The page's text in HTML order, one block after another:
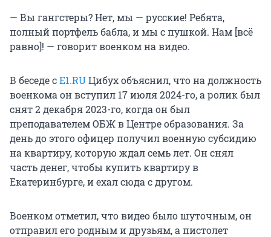
— Вы гангстеры? Нет, мы — русские! Ребята,
полный портфель бабла, и мы с пушкой. Нам [всё
равно]! — говорит военком на видео.
В беседе сE1.RUЦибух объяснил, что на должность
военкома он вступил 17 июля 2024-го, а ролик был
снят 2 декабря 2023-го, когда он был
преподавателем ОБЖ в Центре образования. За
день до этого офицер получил военную субсидию
на квартиру, которую ждал семь лет. Он снял
часть денег, чтобы купить квартиру в
Екатеринбурге, и ехал сюда с другом.
Военком отметил, что видео было шуточным, он
отправил его родным и друзьям, а пистолет